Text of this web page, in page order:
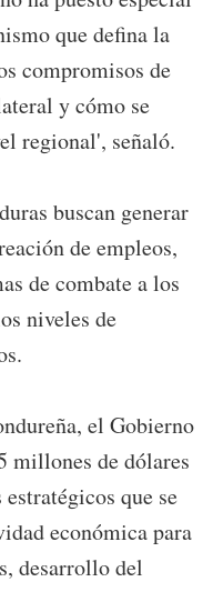
que defina la
compromisos de
y cómo se
regional', señaló.
buscan generar
de empleos,
de combate a los
niveles de
el Gobierno
millones de dólares
que se
económica para
desarrollo del